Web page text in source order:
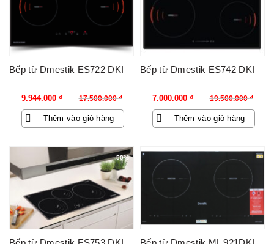
Bếp từ Dmestik ES722 DKI
17.500.000₫
Giá
gốc
là:
9.944.000 ₫
Giá
hiện
tại
Thêm vào giỏ hàng
Bếp từ Dmestik ES742 DKI
19.500.000₫
Giá
gốc
là:
7.000.000 ₫
Giá
hiện
tại
Thêm vào giỏ hàng
-50%